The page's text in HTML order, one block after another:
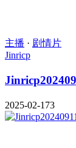
主播 · 剧情片
Jinricp
2025-02-173